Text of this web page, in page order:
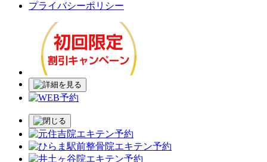
プライバシーポリシー